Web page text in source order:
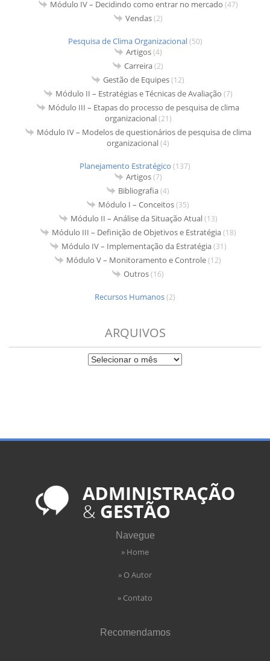
Módulo IV – Decidindo como entrar no mercado (47)
Vendas(2)
Pesquisa de Clima Organizacional(50)
Artigos(4)
Carreira(2)
Gestão de Equipes(12)
Módulo II – Estratégias e Técnicas de Avaliação (7)
Módulo III – Etapas do processo de pesquisa de clima
organizacional(21)
Módulo IV – Modelos de questionários de pesquisa de clima
organizacional(4)
Planejamento Estratégico (137)
Artigos(7)
Bibliografia(4)
Módulo I – Conceitos(35)
Módulo II – Análise da Situação Atual(13)
Módulo III – Definição de Objetivos e Estratégia(18)
Módulo IV – Implementação da Estratégia(31)
Módulo V – Monitoramento e Controle(12)
Outros(16)
Recursos Humanos(2)
ARQUIVOS
Navegue
» Home
» O Autor
» Contato
Recomendamos